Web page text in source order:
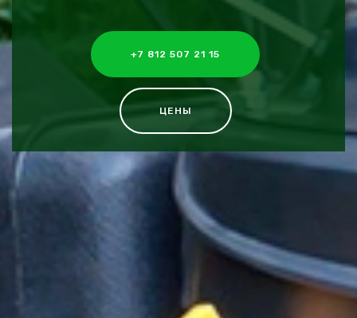
+7 812 507 21 15
ЦЕНЫ